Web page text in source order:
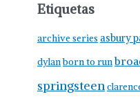
Etiquetas
archive series asbury
dylanborn to run
springsteen